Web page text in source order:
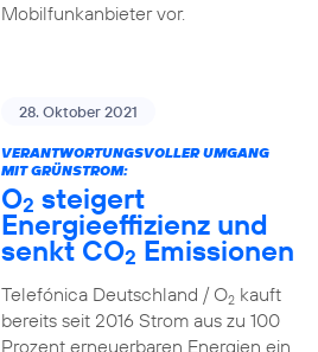
Mobilfunkanbieter vor.
28. Oktober 2021
VERANTWORTUNGSVOLLER UMGANG
MIT GRÜNSTROM:
O2 steigert
Energieeffizienz und
senkt CO2 Emissionen
Telefónica Deutschland / O2kauft
bereits seit 2016 Strom aus zu 100
Prozent erneuerbaren Energien ein